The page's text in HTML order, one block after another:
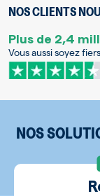
NOS CLIENTS
Plus de 2,4
Vous aussi soyez
NOS